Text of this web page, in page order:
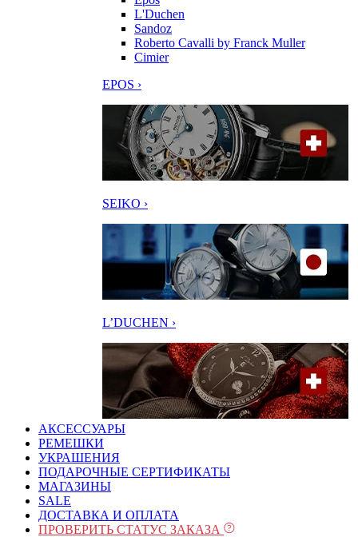
L'Duchen
Sandoz
Roberto Cavalli by Franck Muller
Cimier
EPOS ›
SEIKO ›
L’DUCHEN ›
АКСЕССУАРЫ
РЕМЕШКИ
УКРАШЕНИЯ
ПОДАРОЧНЫЕ СЕРТИФИКАТЫ
МАГАЗИНЫ
SALE
ДОСТАВКА И ОПЛАТА
ПРОВЕРИТЬ СТАТУС ЗАКАЗА